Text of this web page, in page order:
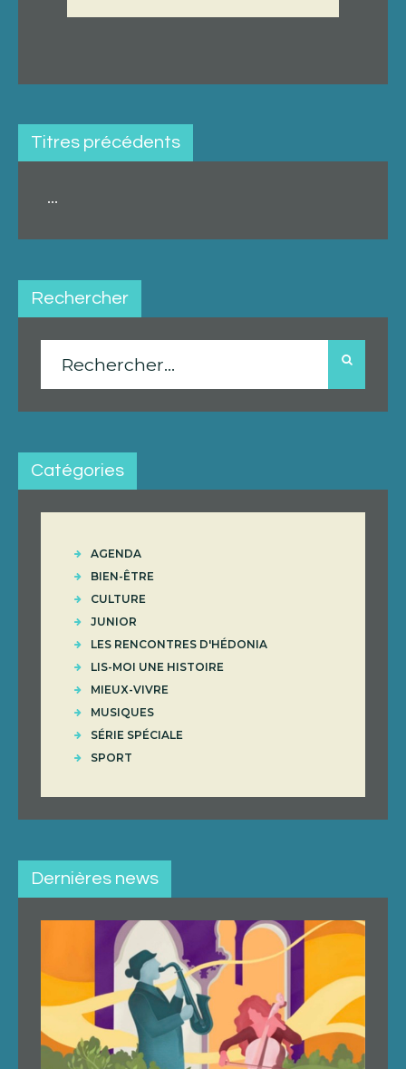
Titres précédents
...
Rechercher
Rechercher :
Catégories
AGENDA
BIEN-ÊTRE
CULTURE
JUNIOR
LES RENCONTRES D'HÉDONIA
LIS-MOI UNE HISTOIRE
MIEUX-VIVRE
MUSIQUES
SÉRIE SPÉCIALE
SPORT
Dernières news